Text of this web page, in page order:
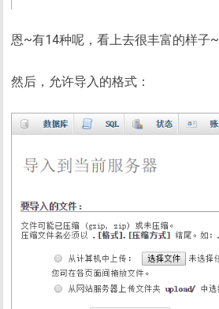
恩~有14种呢，看上去很丰富的样子~
然后，允许导入的格式：